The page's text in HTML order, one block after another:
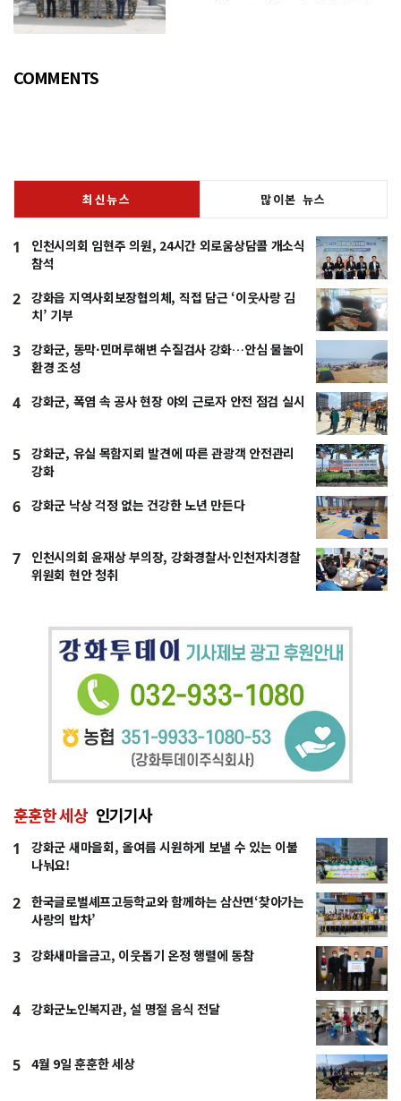
COMMENTS
최신뉴스 많이본 뉴스
1
인천시의회 임현주 의원, 24시간 외로움상담콜 개소식
참석
2
강화읍 지역사회보장협의체, 직접 담근 ‘이웃사랑 김
치’ 기부
3
강화군, 동막·민머루해변 수질검사 강화…안심 물놀이
환경 조성
4 강화군, 폭염 속 공사 현장 야외 근로자 안전 점검 실시
5
강화군, 유실 목함지뢰 발견에 따른 관광객 안전관리
강화
6 강화군 낙상 걱정 없는 건강한 노년 만든다
7
인천시의회 윤재상 부의장, 강화경찰서·인천자치경찰
위원회 현안 청취
훈훈한 세상 인기기사
1
강화군 새마을회, 올여름 시원하게 보낼 수 있는 이불
나눠요!
2
한국글로벌셰프고등학교와 함께하는 삼산면‘찾아가는
사랑의 밥차’
3 강화새마을금고, 이웃돕기 온정 행렬에 동참
4 강화군노인복지관, 설 명절 음식 전달
5 4월 9일 훈훈한 세상